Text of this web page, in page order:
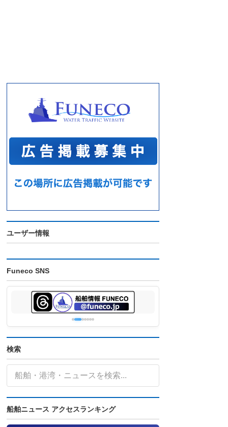
ユーザー情報
Funeco SNS
検索
船舶ニュース アクセスランキング